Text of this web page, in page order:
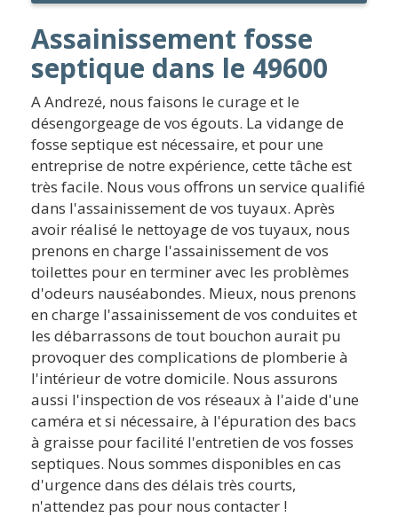
Assainissement fosse
septique dans le 49600
A Andrezé, nous faisons le curage et le
désengorgeage de vos égouts. La vidange de
fosse septique est nécessaire, et pour une
entreprise de notre expérience, cette tâche est
très facile. Nous vous offrons un service qualifié
dans l'assainissement de vos tuyaux. Après
avoir réalisé le nettoyage de vos tuyaux, nous
prenons en charge l'assainissement de vos
toilettes pour en terminer avec les problèmes
d'odeurs nauséabondes. Mieux, nous prenons
en charge l'assainissement de vos conduites et
les débarrassons de tout bouchon aurait pu
provoquer des complications de plomberie à
l'intérieur de votre domicile. Nous assurons
aussi l'inspection de vos réseaux à l'aide d'une
caméra et si nécessaire, à l'épuration des bacs
à graisse pour facilité l'entretien de vos fosses
septiques. Nous sommes disponibles en cas
d'urgence dans des délais très courts,
n'attendez pas pour nous contacter !